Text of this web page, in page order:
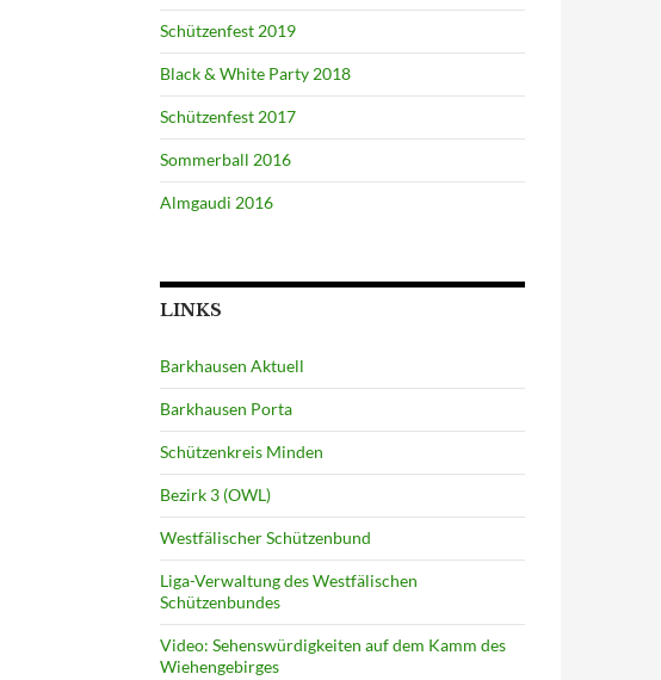
Schützenfest 2019
Black & White Party 2018
Schützenfest 2017
Sommerball 2016
Almgaudi 2016
LINKS
Barkhausen Aktuell
Barkhausen Porta
Schützenkreis Minden
Bezirk 3 (OWL)
Westfälischer Schützenbund
Liga-Verwaltung des Westfälischen
Schützenbundes
Video: Sehenswürdigkeiten auf dem Kamm des
Wiehengebirges